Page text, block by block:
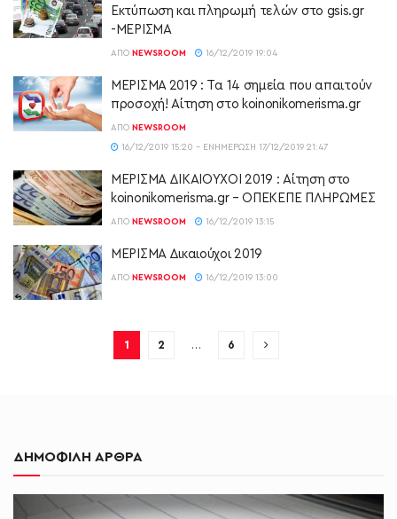
Εκτύπωση και πληρωμή τελών στο gsis.gr
-ΜΕΡΙΣΜΑ
ΑΠΌ NEWSROOM 16/12/2019 19:04
ΜΕΡΙΣΜΑ 2019 : Τα 14 σημεία που απαιτούν
προσοχή! Αίτηση στο koinonikomerisma.gr
ΑΠΌ NEWSROOM
16/12/2019 15:20 - ΕΝΗΜΈΡΩΣΗ 17/12/2019 21:47
ΜΕΡΙΣΜΑ ΔΙΚΑΙΟΥΧΟΙ 2019 : Αίτηση στο
koinonikomerisma.gr – ΟΠΕΚΕΠΕ ΠΛΗΡΩΜΕΣ
ΑΠΌ NEWSROOM 16/12/2019 13:15
ΜΕΡΙΣΜΑ Δικαιούχοι 2019
ΑΠΌ NEWSROOM 16/12/2019 13:00
1 2 6
ΔΗΜΟΦΙΛΗ ΑΡΘΡΑ